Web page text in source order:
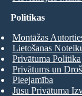
Politikas
Montāžas
Lietošanas
Privātuma Politika
Privātums un
Pieejamība
Jūsu Privātuma